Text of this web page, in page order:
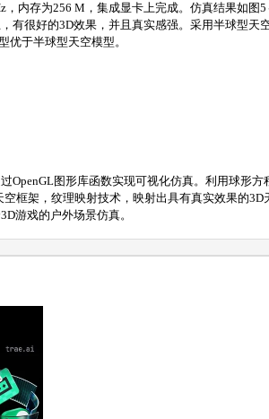
，内存为256 M，集成显卡上完成。仿真结果如
有很好的3D效果，并且真实感强。采用半球型
优于半球型天空模型。
OpenGL图形库函数实现可视化仿真。利用球形
框架，纹理映射技术，映射出具有真实效果的
游戏的户外场景仿真。